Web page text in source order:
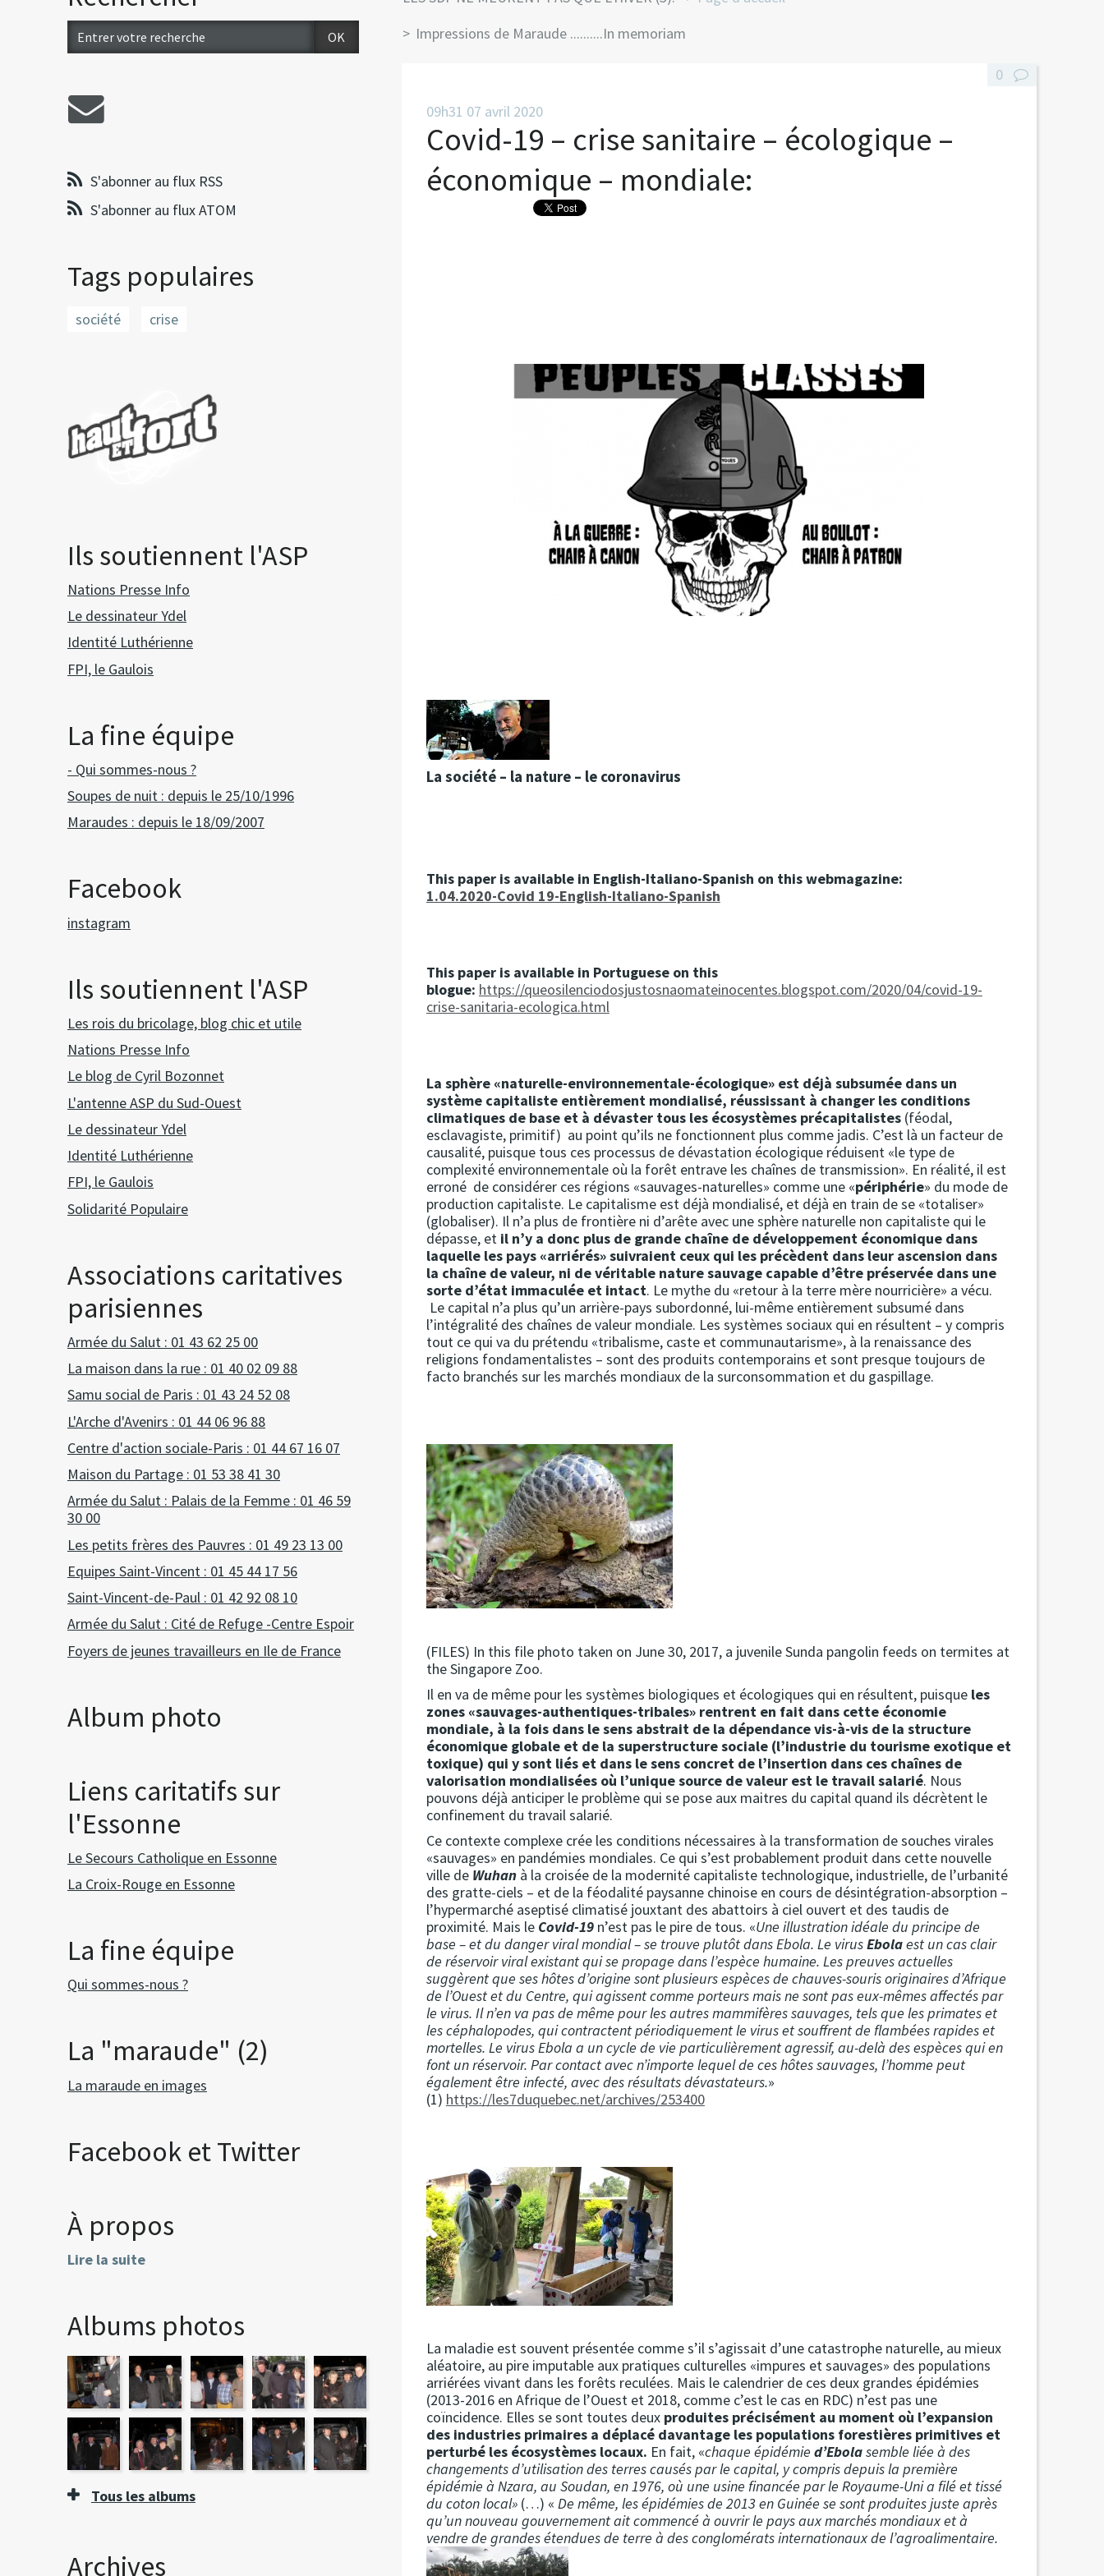
S'abonner au flux RSS
S'abonner au flux ATOM
Tags populaires
société crise
Ils soutiennent l'ASP
Nations Presse Info
Le dessinateur Ydel
Identité Luthérienne
FPI, le Gaulois
La fine équipe
- Qui sommes-nous ?
Soupes de nuit : depuis le 25/10/1996
Maraudes : depuis le 18/09/2007
Facebook
instagram
Ils soutiennent l'ASP
Les rois du bricolage, blog chic et utile
Nations Presse Info
Le blog de Cyril Bozonnet
L'antenne ASP du Sud-Ouest
Le dessinateur Ydel
Identité Luthérienne
FPI, le Gaulois
Solidarité Populaire
Associations caritatives
parisiennes
Armée du Salut : 01 43 62 25 00
La maison dans la rue : 01 40 02 09 88
Samu social de Paris : 01 43 24 52 08
L'Arche d'Avenirs : 01 44 06 96 88
Centre d'action sociale-Paris : 01 44 67 16 07
Maison du Partage : 01 53 38 41 30
Armée du Salut : Palais de la Femme : 01 46 59
30 00
Les petits frères des Pauvres : 01 49 23 13 00
Equipes Saint-Vincent : 01 45 44 17 56
Saint-Vincent-de-Paul : 01 42 92 08 10
Armée du Salut : Cité de Refuge -Centre Espoir
Foyers de jeunes travailleurs en Ile de France
Album photo
Liens caritatifs sur
l'Essonne
Le Secours Catholique en Essonne
La Croix-Rouge en Essonne
La fine équipe
Qui sommes-nous ?
La "maraude" (2)
La maraude en images
Facebook et Twitter
À propos
Lire la suite
Albums photos
Tous les albums
Archives
Impressions de Maraude ..........In memoriam
09h31 07 avril 2020
Covid-19 – crise sanitaire – écologique –
économique – mondiale:
La société – la nature – le coronavirus
This paper is available in English-Italiano-Spanish on this webmagazine:
1.04.2020-Covid 19-English-Italiano-Spanish
This paper is available in Portuguese on this
blogue: https://queosilenciodosjustosnaomateinocentes.blogspot.com/2020/04/covid-19-
crise-sanitaria-ecologica.html
La sphère «naturelle-environnementale-écologique» est déjà subsumée dans un
système capitaliste entièrement mondialisé, réussissant à changer les conditions
climatiques de base et à dévaster tous les écosystèmes précapitalistes(féodal,
esclavagiste, primitif) au point qu’ils ne fonctionnent plus comme jadis. C’est là un facteur de
causalité, puisque tous ces processus de dévastation écologique réduisent «le type de
complexité environnementale où la forêt entrave les chaînes de transmission». En réalité, il est
erroné de considérer ces régions «sauvages-naturelles» comme une «périphérie» du mode de
production capitaliste. Le capitalisme est déjà mondialisé, et déjà en train de se «totaliser»
(globaliser). Il n’a plus de frontière ni d’arête avec une sphère naturelle non capitaliste qui le
dépasse, et il n’y a donc plus de grande chaîne de développement économique dans
laquelle les pays «arriérés» suivraient ceux qui les précèdent dans leur ascension dans
la chaîne de valeur, ni de véritable nature sauvage capable d’être préservée dans une
sorte d’état immaculée et intact. Le mythe du «retour à la terre mère nourricière» a vécu.
Le capital n’a plus qu’un arrière-pays subordonné, lui-même entièrement subsumé dans
l’intégralité des chaînes de valeur mondiale. Les systèmes sociaux qui en résultent – y compris
tout ce qui va du prétendu «tribalisme, caste et communautarisme», à la renaissance des
religions fondamentalistes – sont des produits contemporains et sont presque toujours de
facto branchés sur les marchés mondiaux de la surconsommation et du gaspillage.
(FILES) In this file photo taken on June 30, 2017, a juvenile Sunda pangolin feeds on termites at
the Singapore Zoo.
Il en va de même pour les systèmes biologiques et écologiques qui en résultent, puisque les
zones «sauvages-authentiques-tribales» rentrent en fait dans cette économie
mondiale, à la fois dans le sens abstrait de la dépendance vis-à-vis de la structure
économique globale et de la superstructure sociale (l’industrie du tourisme exotique et
toxique) qui y sont liés et dans le sens concret de l’insertion dans ces chaînes de
valorisation mondialisées où l’unique source de valeur est le travail salarié. Nous
pouvons déjà anticiper le problème qui se pose aux maitres du capital quand ils décrètent le
confinement du travail salarié.
Ce contexte complexe crée les conditions nécessaires à la transformation de souches virales
«sauvages» en pandémies mondiales. Ce qui s’est probablement produit dans cette nouvelle
ville de Wuhanà la croisée de la modernité capitaliste technologique, industrielle, de l’urbanité
des gratte-ciels – et de la féodalité paysanne chinoise en cours de désintégration-absorption –
l’hypermarché aseptisé climatisé jouxtant des abattoirs à ciel ouvert et des taudis de
proximité. Mais le Covid-19n’est pas le pire de tous. «Une illustration idéale du principe de
base – et du danger viral mondial – se trouve plutôt dans Ebola. Le virusEbolaest un cas clair
de réservoir viral existant qui se propage dans l’espèce humaine. Les preuves actuelles
suggèrent que ses hôtes d’origine sont plusieurs espèces de chauves-souris originaires d’Afrique
de l’Ouest et du Centre, qui agissent comme porteurs mais ne sont pas eux-mêmes affectés par
le virus. Il n’en va pas de même pour les autres mammifères sauvages, tels que les primates et
les céphalopodes, qui contractent périodiquement le virus et souffrent de flambées rapides et
mortelles. Le virus Ebola a un cycle de vie particulièrement agressif, au-delà des espèces qui en
font un réservoir. Par contact avec n’importe lequel de ces hôtes sauvages, l’homme peut
également être infecté, avec des résultats dévastateurs.»
(1) https://les7duquebec.net/archives/253400
La maladie est souvent présentée comme s’il s’agissait d’une catastrophe naturelle, au mieux
aléatoire, au pire imputable aux pratiques culturelles «impures et sauvages» des populations
arriérées vivant dans les forêts reculées. Mais le calendrier de ces deux grandes épidémies
(2013-2016 en Afrique de l’Ouest et 2018, comme c’est le cas en RDC) n’est pas une
coïncidence. Elles se sont toutes deux produites précisément au moment où l’expansion
des industries primaires a déplacé davantage les populations forestières primitives et
perturbé les écosystèmes locaux. En fait, «chaque épidémie d’Ebolasemble liée à des
changements d’utilisation des terres causés par le capital, y compris depuis la première
épidémie à Nzara, au Soudan, en 1976, où une usine financée par le Royaume-Uni a filé et tissé
du coton local»(…) « De même, les épidémies de 2013 en Guinée se sont produites juste après
qu’un nouveau gouvernement ait commencé à ouvrir le pays aux marchés mondiaux et à
vendre de grandes étendues de terre à des conglomérats internationaux de l’agroalimentaire.
0